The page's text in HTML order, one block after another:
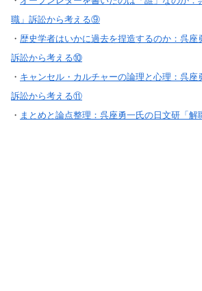
職」訴訟から考える⑨
・ 歴史学者はいかに過去を捏造するのか：呉座
訴訟から考える⑩
・ キャンセル・カルチャーの論理と心理：呉座
訴訟から考える⑪
・ まとめと論点整理：呉座勇一氏の日文研「